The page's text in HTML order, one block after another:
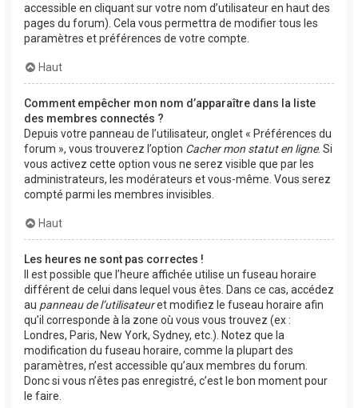
accessible en cliquant sur votre nom d’utilisateur en haut des
pages du forum). Cela vous permettra de modifier tous les
paramètres et préférences de votre compte.
Haut
Comment empêcher mon nom d’apparaître dans la liste
des membres connectés ?
Depuis votre panneau de l’utilisateur, onglet « Préférences du
forum », vous trouverez l’option Cacher mon statut en ligne. Si
vous activez cette option vous ne serez visible que par les
administrateurs, les modérateurs et vous-même. Vous serez
compté parmi les membres invisibles.
Haut
Les heures ne sont pas correctes !
Il est possible que l’heure affichée utilise un fuseau horaire
différent de celui dans lequel vous êtes. Dans ce cas, accédez
au panneau de l’utilisateuret modifiez le fuseau horaire afin
qu’il corresponde à la zone où vous vous trouvez (ex :
Londres, Paris, New York, Sydney, etc.). Notez que la
modification du fuseau horaire, comme la plupart des
paramètres, n’est accessible qu’aux membres du forum.
Donc si vous n’êtes pas enregistré, c’est le bon moment pour
le faire.